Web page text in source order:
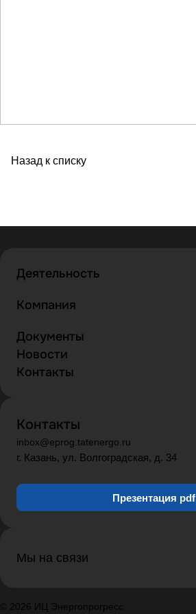
Назад к списку
Деятельность
Компания
Документы
Новости
Контакты
Контакты
inbox@eprog.tatenergo.ru
г. Казань, ул. Волгоградская, д. 34
Презентация pdf
Мы на связи
© 2026 ИЦ Энергопрогресс